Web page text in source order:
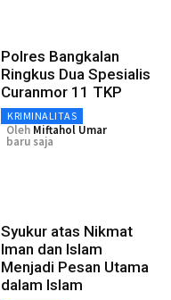
Polres Bangkalan
Ringkus Dua Spesialis
Curanmor 11 TKP
KRIMINALITAS
Oleh Miftahol Umar
baru saja
Syukur atas Nikmat
Iman dan Islam
Menjadi Pesan Utama
dalam Islam